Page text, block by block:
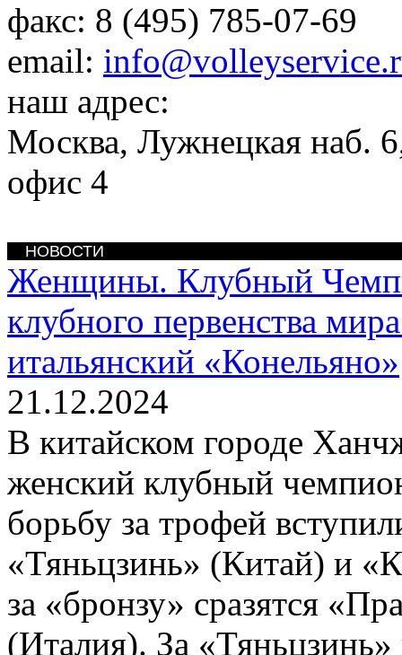
факс: 8 (495) 785-07-69
email:
наш адрес:
Москва, Лужнецкая наб.
офис 4
НОВОСТИ
Женщины. Клубный
клубного первенства
итальянский «Конельяно»
21.12.2024
В китайском городе
женский клубный
борьбу за трофей
«Тяньцзинь» (Китай) и
за «бронзу» сразятся
(Италия). За